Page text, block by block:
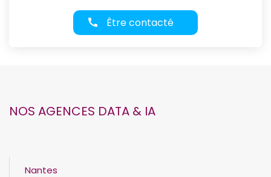
Être contacté
NOS AGENCES DATA & IA
Nantes